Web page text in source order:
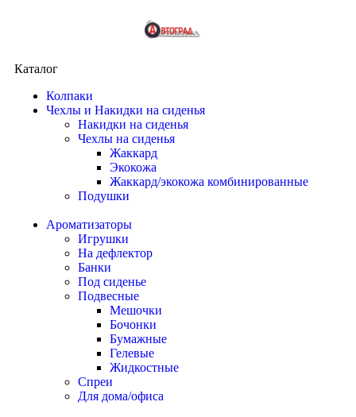
Каталог
Колпаки
Чехлы и Накидки на сиденья
Накидки на сиденья
Чехлы на сиденья
Жаккард
Экокожа
Жаккард/экокожа комбинированные
Подушки
Ароматизаторы
Игрушки
На дефлектор
Банки
Под сиденье
Подвесные
Мешочки
Бочонки
Бумажные
Гелевые
Жидкостные
Спреи
Для дома/офиса